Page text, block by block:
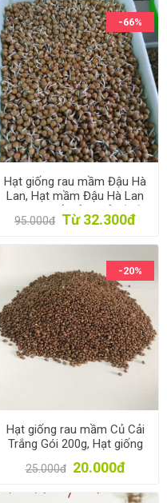
-66%
Hạt giống rau mầm Đậu Hà
Lan, Hạt mầm Đậu Hà Lan
không chất bảo quản (kg)
95.000đ Từ 32.300đ
-20%
Hạt giống rau mầm Củ Cải
Trắng Gói 200g, Hạt giống
New Zealand, Đà Lạt
25.000đ 20.000đ